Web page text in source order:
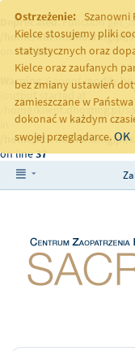
Deprecated: Function
/home/
on line251
Warning: Cannot modify
(output started at
/home/klient.dhosting.pl/
/home/
on line37
Ostrzeżenie:
Szanowni
Kielce stosujemy pliki
statystycznych oraz
Kielce oraz zaufanych
bez zmiany ustawień
zamieszczane w
dokonać w każdym
swojej przeglądarce.OK